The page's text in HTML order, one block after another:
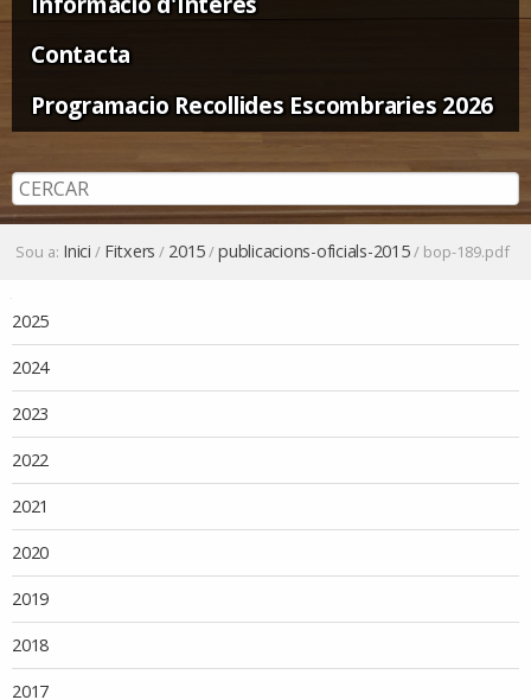
Contacta
Programacio Recollides Escombraries 2026
Sou a: Inici / Fitxers / 2015/publicacions-oficials-2015/ bop-189.pdf
2025
2024
2023
2022
2021
2020
2019
2018
2017